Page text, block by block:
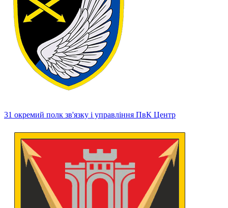
31 окремий полк зв'язку і управління ПвК Центр